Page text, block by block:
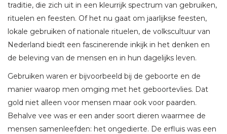
traditie, die zich uit in een kleurrijk spectrum van gebruiken,
rituelen en feesten. Of het nu gaat om jaarlijkse feesten,
lokale gebruiken of nationale rituelen, de volkscultuur van
Nederland biedt een fascinerende inkijk in het denken en
de beleving van de mensen en in hun dagelijks leven.
Gebruiken waren er bijvoorbeeld bij de geboorte en de
manier waarop men omging met het geboortevlies. Dat
gold niet alleen voor mensen maar ook voor paarden.
Behalve vee was er een ander soort dieren waarmee de
mensen samenleefden: het ongedierte. De erfluis was een